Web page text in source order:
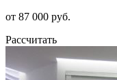
от 87 000 руб.
Рассчитать